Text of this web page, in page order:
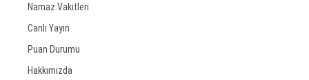
Namaz Vakitleri
Canlı Yayın
Puan Durumu
Hakkımızda